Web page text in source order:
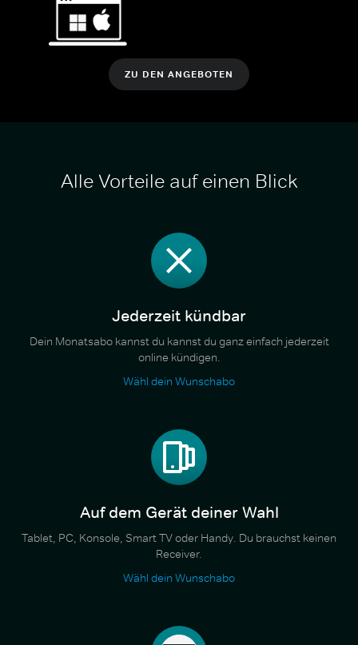
ZU DEN ANGEBOTEN
Alle Vorteile auf einen Blick
Jederzeit kündbar
Dein Monatsabo kannst du kannst du ganz einfach jederzeit
online kündigen.
Wähl dein Wunschabo
Auf dem Gerät deiner Wahl
Tablet, PC, Konsole, Smart TV oder Handy. Du brauchst keinen
Receiver.
Wähl dein Wunschabo